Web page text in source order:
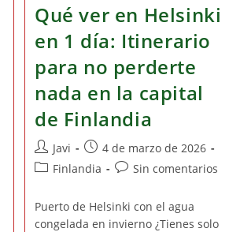
Qué ver en Helsinki
en 1 día: Itinerario
para no perderte
nada en la capital
de Finlandia
Autor
de
Javi
Publicación
de
4 de marzo de 2026
Categoría
la
entrada:
Finlandia
Comentarios
la
entrada:
Sin comentarios
Puerto de Helsinki con el agua
congelada en invierno ¿Tienes solo